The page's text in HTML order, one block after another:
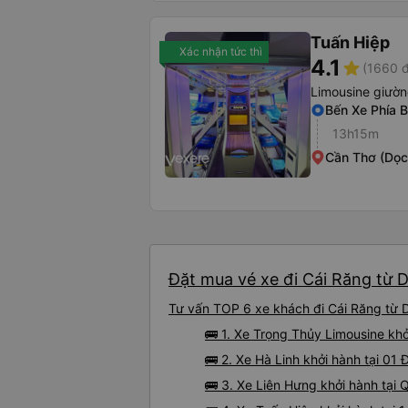
Xác nhận tức thì Tuấn Hiệp
4.1 star (1660
Limousine
Bến Xe Phía
13h15m
Cần Thơ
Đặt mua vé xe đi Cái Răng từ
Tư vấn TOP 6 xe khách đi Cái Răng từ
🚌 1. Xe Trọng Thủy Limousine
🚌 2. Xe Hà Linh khởi hành tại 01
🚌 3. Xe Liên Hưng khởi hành tại